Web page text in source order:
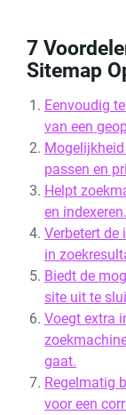
7
Sitemap
Eenvoudig
van een
passen en
Helpt
en indexeren.
Verbetert de
in
Biedt de
site uit te
Voegt extra
gaat.
Regelmatig
voor een